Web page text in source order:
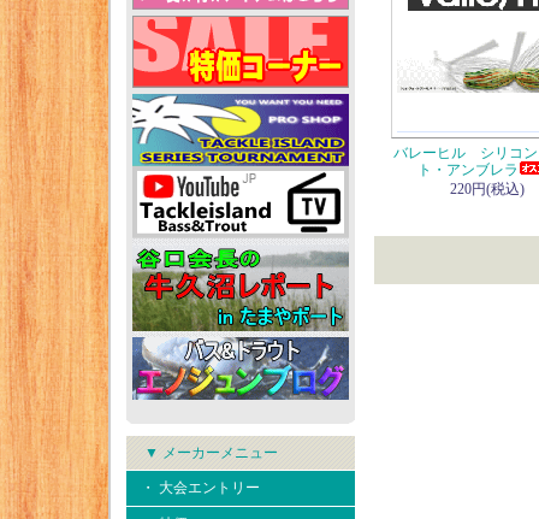
▼ メーカーメニュー
・ 大会エントリー
バレーヒル シリコン
ト・アンブレラ
220円(税込)